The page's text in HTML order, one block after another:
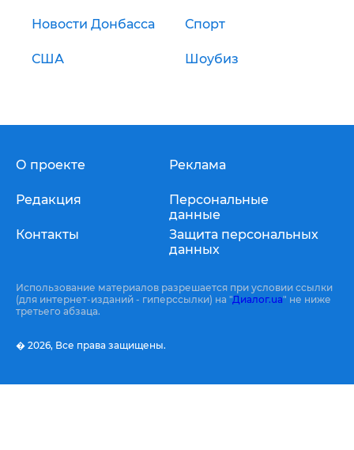
Новости Донбасса Спорт
США Шоубиз
О проекте
Редакция
Контакты
Реклама
Персональные
данные
Защита персональных
данных
Использование материалов разрешается при условии ссылки
(для интернет-изданий - гиперссылки) на "Диалог.ua" не ниже
третьего абзаца.
� 2026, Все права защищены.